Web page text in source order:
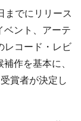
までにリリース
ベント、アーテ
レコード・レビ
作を基本に、
賞者が決定し